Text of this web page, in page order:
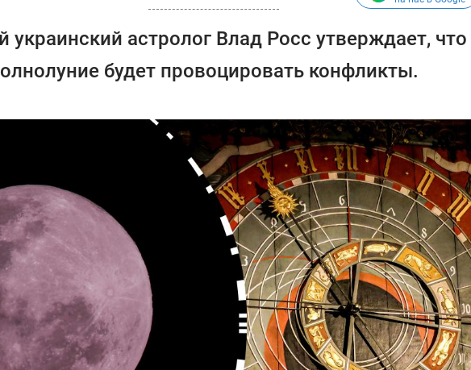
украинский астролог Влад Росс утверждает, что
будет провоцировать конфликты.